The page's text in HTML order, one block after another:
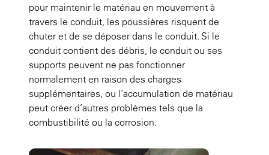
pour maintenir le matériau en mouvement à
travers le conduit, les poussières risquent de
chuter et de se déposer dans le conduit. Si le
conduit contient des débris, le conduit ou ses
supports peuvent ne pas fonctionner
normalement en raison des charges
supplémentaires, ou l’accumulation de matériau
peut créer d’autres problèmes tels que la
combustibilité ou la corrosion.